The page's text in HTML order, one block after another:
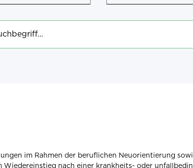
im Rahmen der beruflichen Neuorientierung
Wiedereinstieg nach einer krankheits- oder